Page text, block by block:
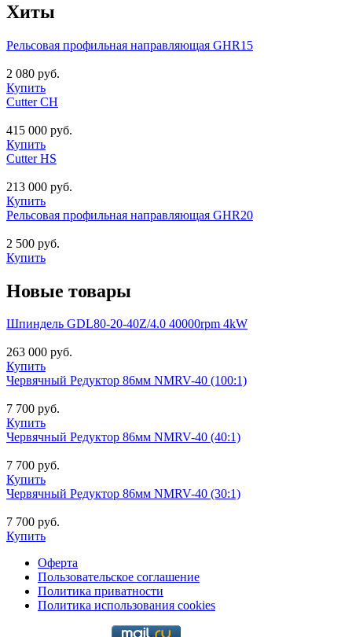
Хиты
Рельсовая профильная направляющая GHR15
2 080 руб.
Купить
Cutter CH
415 000 руб.
Купить
Cutter HS
213 000 руб.
Купить
Рельсовая профильная направляющая GHR20
2 500 руб.
Купить
Новые товары
Шпиндель GDL80-20-40Z/4.0 40000rpm 4kW
263 000 руб.
Купить
Червячный Редуктор 86мм NMRV-40 (100:1)
7 700 руб.
Купить
Червячный Редуктор 86мм NMRV-40 (40:1)
7 700 руб.
Купить
Червячный Редуктор 86мм NMRV-40 (30:1)
7 700 руб.
Купить
Оферта
Пользовательское соглашение
Политика приватности
Политика использования cookies